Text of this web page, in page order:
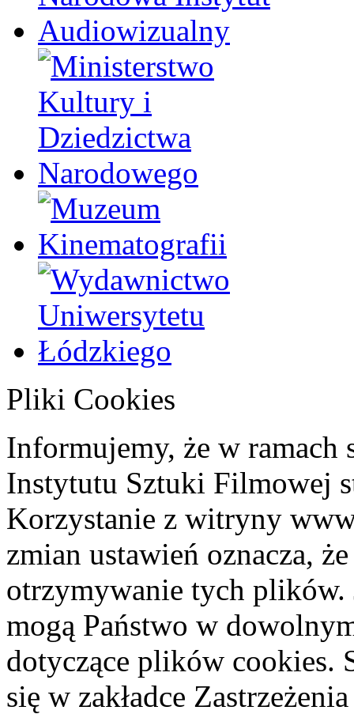
Pliki Cookies
Informujemy, że w ramach
Instytutu Sztuki Filmowej
Korzystanie z witryny
zmian ustawień oznacza,
otrzymywanie tych plików.
mogą Państwo w
dotyczące plików cookies.
się w zakładce